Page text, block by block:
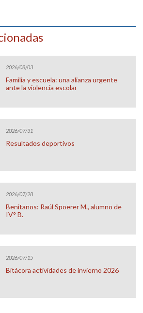
2026/08/03
Familia y escuela: una alianza urgente
ante la violencia escolar
2026/07/31
Resultados deportivos
2026/07/28
Benitanos: Raúl Spoerer M., alumno de
IV° B.
2026/07/15
Bitácora actividades de invierno 2026